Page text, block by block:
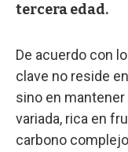
tercera edad.
De acuerdo con
clave no reside
sino en mantener
variada, rica en
carbono